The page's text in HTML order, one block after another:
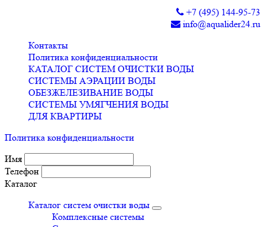
+7 (495) 144-95-73
info@aqualider24.ru
Контакты
Политика конфиденциальности
КАТАЛОГ СИСТЕМ ОЧИСТКИ ВОДЫ
СИСТЕМЫ АЭРАЦИИ ВОДЫ
ОБЕЗЖЕЛЕЗИВАНИЕ ВОДЫ
СИСТЕМЫ УМЯГЧЕНИЯ ВОДЫ
ДЛЯ КВАРТИРЫ
Политика конфиденциальности
Имя
Телефон
Каталог
Каталог систем очистки воды
Комплексные системы